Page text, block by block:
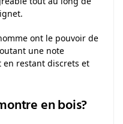
ont le pouvoir de
une note
restant discrets et
en bois?